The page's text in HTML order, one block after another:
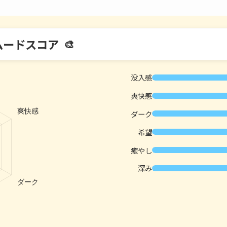
ドスコア
没入感
爽快感
ダーク
希望
癒やし
深み